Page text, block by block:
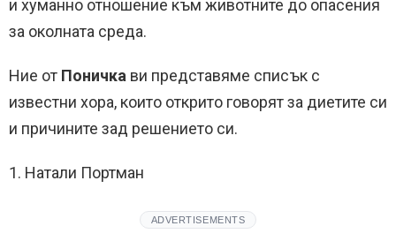
и хуманно отношение към животните до опасения
за околната среда.
Ние от Поничка ви представяме списък с
известни хора, които открито говорят за диетите си
и причините зад решението си.
1. Натали Портман
ADVERTISEMENTS